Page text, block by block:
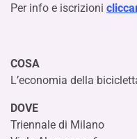
Per info e iscrizioni
COSA
L’economia della
DOVE
Triennale di Milano